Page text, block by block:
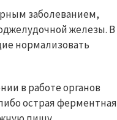
заболеванием,
железы. В
нормализовать
в работе органов
острая ферментная